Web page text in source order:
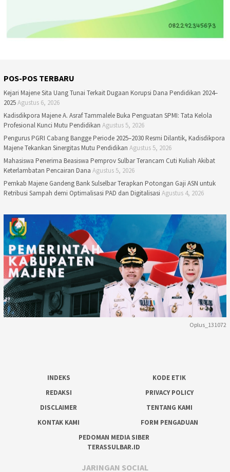
POS-POS TERBARU
Kejari Majene Sita Uang Tunai Terkait Dugaan Korupsi Dana Pendidikan 2024–
2025Agustus 6, 2026
Kadisdikpora Majene A. Asraf Tammalele Buka Penguatan SPMI: Tata Kelola
Profesional Kunci Mutu Pendidikan Agustus 5, 2026
Pengurus PGRI Cabang Bangge Periode 2025–2030 Resmi Dilantik, Kadisdikpora
Majene Tekankan Sinergitas Mutu Pendidikan Agustus 5, 2026
Mahasiswa Penerima Beasiswa Pemprov Sulbar Terancam Cuti Kuliah Akibat
Keterlambatan Pencairan Dana Agustus 5, 2026
Pemkab Majene Gandeng Bank Sulselbar Terapkan Potongan Gaji ASN untuk
Retribusi Sampah demi Optimalisasi PAD dan Digitalisasi Agustus 4, 2026
Oplus_131072
INDEKS
KODE ETIK
REDAKSI
PRIVACY POLICY
DISCLAIMER
TENTANG KAMI
KONTAK KAMI
FORM PENGADUAN
PEDOMAN MEDIA SIBER
TERASSULBAR.ID
JARINGAN SOCIAL